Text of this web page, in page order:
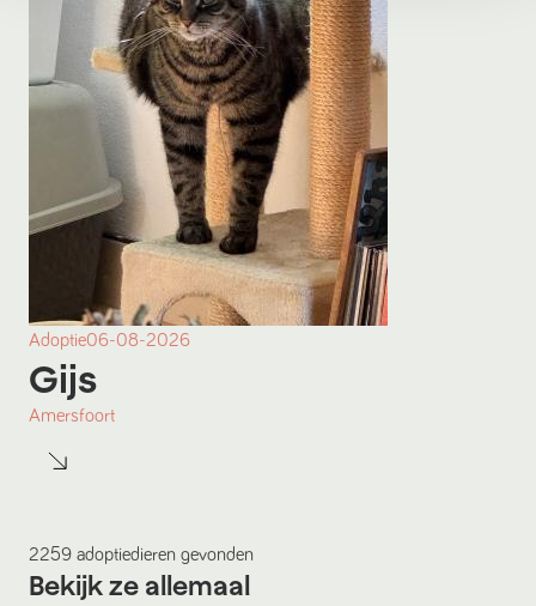
Adoptie06-08-2026
Gijs
Amersfoort
2259 adoptiedieren gevonden
Bekijk ze allemaal